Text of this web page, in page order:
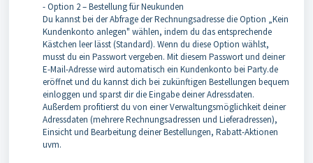
- Option 2 – Bestellung für Neukunden
Du kannst bei der Abfrage der Rechnungsadresse die Option „Kein
Kundenkonto anlegen" wählen, indem du das entsprechende
Kästchen leer lässt (Standard). Wenn du diese Option wählst,
musst du ein Passwort vergeben. Mit diesem Passwort und deiner
E-Mail-Adresse wird automatisch ein Kundenkonto bei Party.de
eröffnet und du kannst dich bei zukünftigen Bestellungen bequem
einloggen und sparst dir die Eingabe deiner Adressdaten.
Außerdem profitierst du von einer Verwaltungsmöglichkeit deiner
Adressdaten (mehrere Rechnungsadressen und Lieferadressen),
Einsicht und Bearbeitung deiner Bestellungen, Rabatt-Aktionen
uvm.